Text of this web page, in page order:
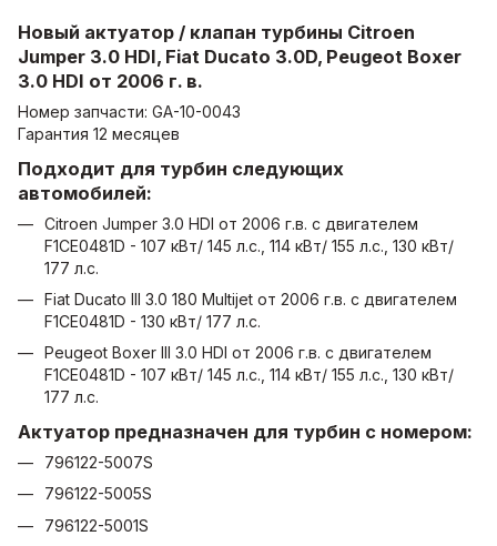
Новый актуатор / клапан турбины Citroen
Jumper 3.0 HDI, Fiat Ducato 3.0D, Peugeot Boxer
3.0 HDI от 2006 г. в.
Номер запчасти: GA-10-0043
Гарантия 12 месяцев
Подходит для турбин следующих
автомобилей:
Citroen Jumper 3.0 HDI от 2006 г.в. с двигателем
F1CE0481D - 107 кВт/ 145 л.с., 114 кВт/ 155 л.с., 130 кВт/
177 л.с.
Fiat Ducato III 3.0 180 Multijet от 2006 г.в. с двигателем
F1CE0481D - 130 кВт/ 177 л.с.
Peugeot Boxer III 3.0 HDI от 2006 г.в. с двигателем
F1CE0481D - 107 кВт/ 145 л.с., 114 кВт/ 155 л.с., 130 кВт/
177 л.с.
Актуатор предназначен для турбин с номером:
796122-5007S
796122-5005S
796122-5001S